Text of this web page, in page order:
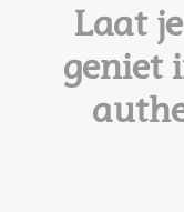
Laat
geniet